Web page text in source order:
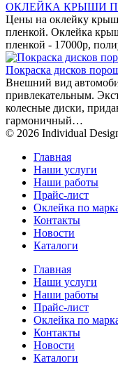
ОКЛЕЙКА КРЫШИ
Цены на оклейку
пленкой. Оклейка
пленкой - 17000р,
Покраска дисков
Внешний вид
привлекательным.
колесные диски,
гармоничный…
© 2026 Individual
Главная
Наши услуги
Наши работы
Прайс-лист
Оклейка по
Контакты
Новости
Каталоги
Главная
Наши услуги
Наши работы
Прайс-лист
Оклейка по
Контакты
Новости
Каталоги